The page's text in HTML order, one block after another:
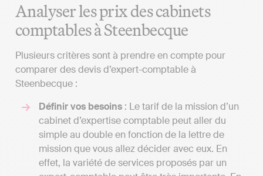
Analyser les prix des cabinets
comptables à Steenbecque
Plusieurs critères sont à prendre en compte pour
comparer des devis d’expert-comptable à
Steenbecque :
Définir vos besoins : Le tarif de la mission d’un
cabinet d’expertise comptable peut aller du
simple au double en fonction de la lettre de
mission que vous allez décider avec eux. En
effet, la variété de services proposés par un